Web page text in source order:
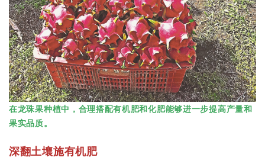
在龙珠果种植中，合理搭配有机肥和化肥能够进一步提高产量和
果实品质。
深翻土壤施有机肥